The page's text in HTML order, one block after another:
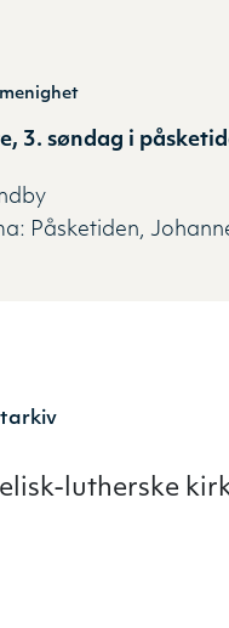
3. søndag i
Påsketiden
lutherske